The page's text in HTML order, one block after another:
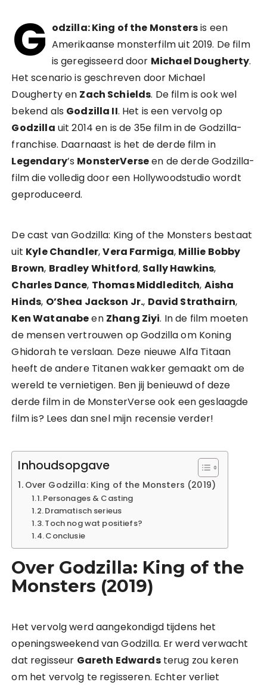
G odzilla: King of the Monstersis een
Amerikaanse monsterfilm uit 2019. De film
is geregisseerd door Michael Dougherty.
Het scenario is geschreven door Michael
Dougherty en Zach Schields. De film is ook wel
bekend als Godzilla II. Het is een vervolg op
Godzilla uit 2014 en is de 35e film in de Godzilla-
franchise. Daarnaast is het de derde film in
Legendary’s MonsterVerseen de derde Godzilla-
film die volledig door een Hollywoodstudio wordt
geproduceerd.
De cast van Godzilla: King of the Monsters bestaat
uit Kyle Chandler,Vera Farmiga, Millie Bobby
Brown, Bradley Whitford, Sally Hawkins,
Charles Dance, Thomas Middleditch, Aisha
Hinds, O’Shea Jackson Jr., David Strathairn,
Ken Watanabeen Zhang Ziyi. In de film moeten
de mensen vertrouwen op Godzilla om Koning
Ghidorah te verslaan. Deze nieuwe Alfa Titaan
heeft de andere Titanen wakker gemaakt om de
wereld te vernietigen. Ben jij benieuwd of deze
derde film in de MonsterVerse ook een geslaagde
film is? Lees dan snel mijn recensie verder!
Inhoudsopgave
Over Godzilla: King of the Monsters (2019)
Personages & Casting
Dramatisch serieus
Toch nog wat positiefs?
Conclusie
Over Godzilla: King of the
Monsters (2019)
Het vervolg werd aangekondigd tijdens het
openingsweekend van Godzilla. Er werd verwacht
dat regisseur Gareth Edwardsterug zou keren
om het vervolg te regisseren. Echter verliet